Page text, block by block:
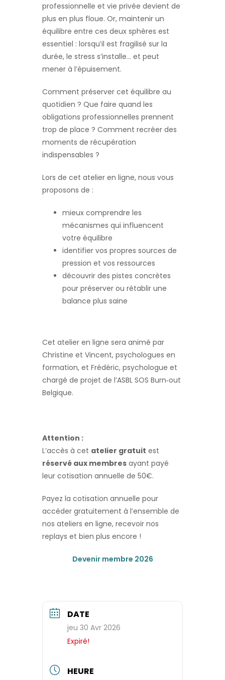
professionnelle et vie privée devient de
plus en plus floue. Or, maintenir un
équilibre entre ces deux sphères est
essentiel : lorsqu’il est fragilisé sur la
durée, le stress s’installe… et peut
mener à l’épuisement.
Comment préserver cet équilibre au
quotidien ? Que faire quand les
obligations professionnelles prennent
trop de place ? Comment recréer des
moments de récupération
indispensables ?
Lors de cet atelier en ligne, nous vous
proposons de :
mieux comprendre les
mécanismes qui influencent
votre équilibre
identifier vos propres sources de
pression et vos ressources
découvrir des pistes concrètes
pour préserver ou rétablir une
balance plus saine
Cet atelier en ligne sera animé par
Christine et Vincent, psychologues en
formation, et Frédéric, psychologue et
chargé de projet de l’ASBL SOS Burn‑out
Belgique.
Attention :
L’accès à cet atelier gratuit est
réservé aux membres ayant payé
leur cotisation annuelle de 50€.
Payez la cotisation annuelle pour
accéder gratuitement à l’ensemble de
nos ateliers en ligne, recevoir nos
replays et bien plus encore !
Devenir membre 2026
DATE
jeu 30 Avr 2026
Expiré!
HEURE